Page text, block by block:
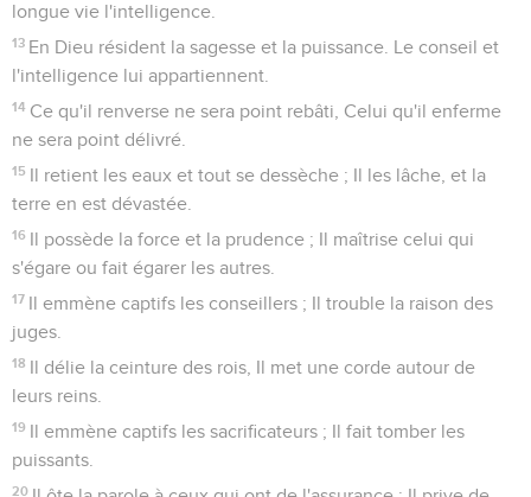
longue vie l'intelligence.
13 En Dieu résident la sagesse et la puissance. Le conseil et
l'intelligence lui appartiennent.
14 Ce qu'il renverse ne sera point rebâti, Celui qu'il enferme
ne sera point délivré.
15 Il retient les eaux et tout se dessèche ; Il les lâche, et la
terre en est dévastée.
16 Il possède la force et la prudence ; Il maîtrise celui qui
s'égare ou fait égarer les autres.
17 Il emmène captifs les conseillers ; Il trouble la raison des
juges.
18 Il délie la ceinture des rois, Il met une corde autour de
leurs reins.
19 Il emmène captifs les sacrificateurs ; Il fait tomber les
puissants.
20